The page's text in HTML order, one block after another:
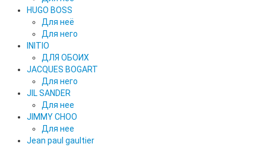
HUGO BOSS
Для неё
Для него
INITIO
ДЛЯ ОБОИХ
JACQUES BOGART
Для него
JIL SANDER
Для нее
JIMMY CHOO
Для нее
Jean paul gaultier